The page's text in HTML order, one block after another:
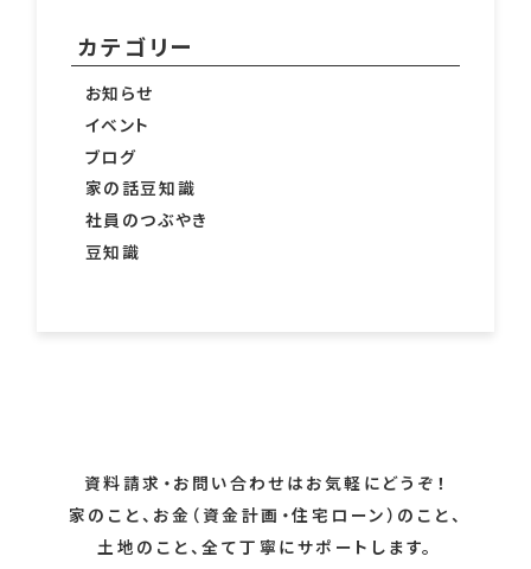
カテゴリー
お知らせ
イベント
ブログ
家の話豆知識
社員のつぶやき
豆知識
資料請求・お問い合わせはお気軽にどうぞ！
家のこと、お金（資金計画・住宅ローン）のこと、
土地のこと、全て丁寧にサポートします。